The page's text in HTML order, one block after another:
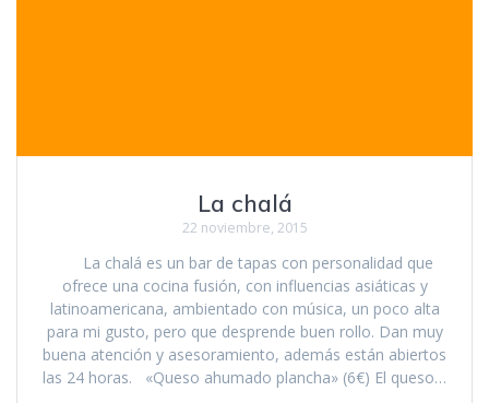
La chalá
22 noviembre, 2015
La chalá es un bar de tapas con personalidad que
ofrece una cocina fusión, con influencias asiáticas y
latinoamericana, ambientado con música, un poco alta
para mi gusto, pero que desprende buen rollo. Dan muy
buena atención y asesoramiento, además están abiertos
las 24 horas. «Queso ahumado plancha» (6€) El queso…